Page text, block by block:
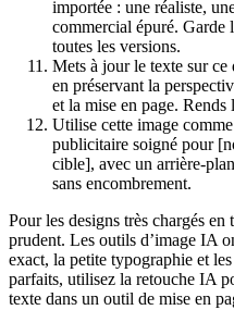
importée : une réaliste,
commercial épuré. Garde
toutes les versions.
Mets à jour le texte sur
en préservant la
et la mise en page.
Utilise cette image
publicitaire soigné pour
cible], avec un arrière-
sans encombrement.
Pour les designs très chargés
prudent. Les outils d’image IA
exact, la petite typographie et
parfaits, utilisez la retouche IA
texte dans un outil de mise en